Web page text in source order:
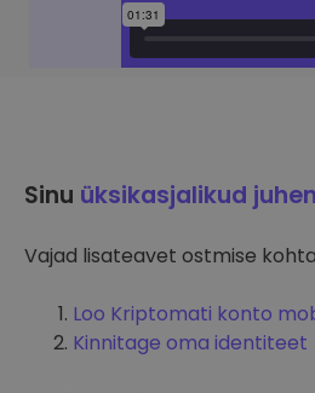
Sinu üksikasjalikud
Vajad lisateavet ostmise
Loo Kriptomati konto
Kinnitage oma identiteet